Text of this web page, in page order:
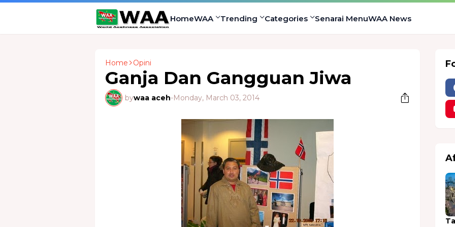
HomeWAA Trending Categories Senarai MenuWAA News
Home Opini
Ganja Dan Gangguan Jiwa
bywaa aceh-Monday, March 03, 2014